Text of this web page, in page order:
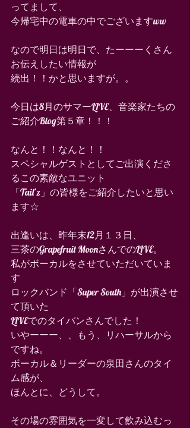
ってまして、
今帰宅中の電車の中でございますww
なので明日は明日で、たーーーくさん
お伝えしたい情報が
続出！！かと思いますが。。
今日は8月のサマーLIVE、音楽家たちの
ご紹介Blog第５章！！！
なんと！！なんと！！
スペシャルゲストとしてご出演くださ
るこの素敵なユニット
「Tail’z」の皆様をご紹介したいと思い
ます☆
出逢いは、昨年末12月１３日、
三茶のGrapefruit MoonさんでのLIVE。
私がボーカルをさせていただいていま
す
ロックバンド「Super South」が出演させ
て頂いた
LIVEでのタイバンさんでした！
いやーーー、、もう、リハーサルから
ですね。
ボーカル＆リーダーの泉田さんのタイ
ム感が、
ほんとに、どうして。
その場の雰囲気を一変して飲み込むっ